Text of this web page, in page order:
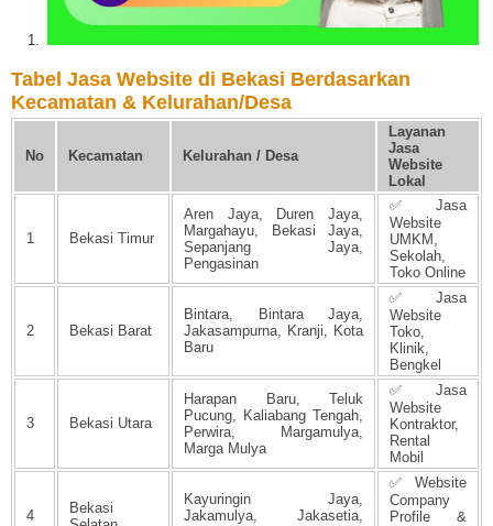
Tabel Jasa Website di Bekasi Berdasarkan
Kecamatan & Kelurahan/Desa
No Kecamatan Kelurahan / Desa
Layanan
Jasa
Website
Lokal
1 Bekasi Timur
Aren Jaya, Duren Jaya,
Margahayu, Bekasi Jaya,
Sepanjang Jaya,
Pengasinan
✅ Jasa
Website
UMKM,
Sekolah,
Toko Online
2 Bekasi Barat
Bintara, Bintara Jaya,
Jakasampurna, Kranji, Kota
Baru
✅ Jasa
Website
Toko,
Klinik,
Bengkel
3 Bekasi Utara
Harapan Baru, Teluk
Pucung, Kaliabang Tengah,
Perwira, Margamulya,
Marga Mulya
✅ Jasa
Website
Kontraktor,
Rental
Mobil
4
Bekasi
Kayuringin Jaya,
Jakamulya, Jakasetia,
✅ Website
Company
Profile &